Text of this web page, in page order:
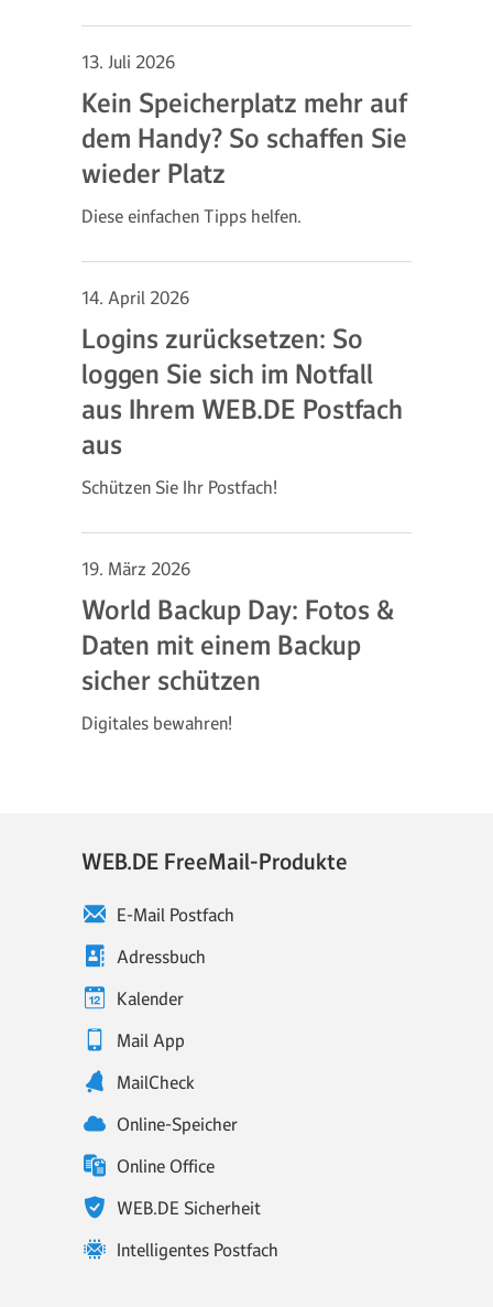
13. Juli 2026
Kein Speicherplatz mehr auf
dem Handy? So schaffen Sie
wieder Platz
Diese einfachen Tipps helfen.
14. April 2026
Logins zurücksetzen: So
loggen Sie sich im Notfall
aus Ihrem WEB.DE Postfach
aus
Schützen Sie Ihr Postfach!
19. März 2026
World Backup Day: Fotos &
Daten mit einem Backup
sicher schützen
Digitales bewahren!
WEB.DE FreeMail-Produkte
E-Mail Postfach
Adressbuch
Kalender
Mail App
MailCheck
Online-Speicher
Online Office
WEB.DE Sicherheit
Intelligentes Postfach